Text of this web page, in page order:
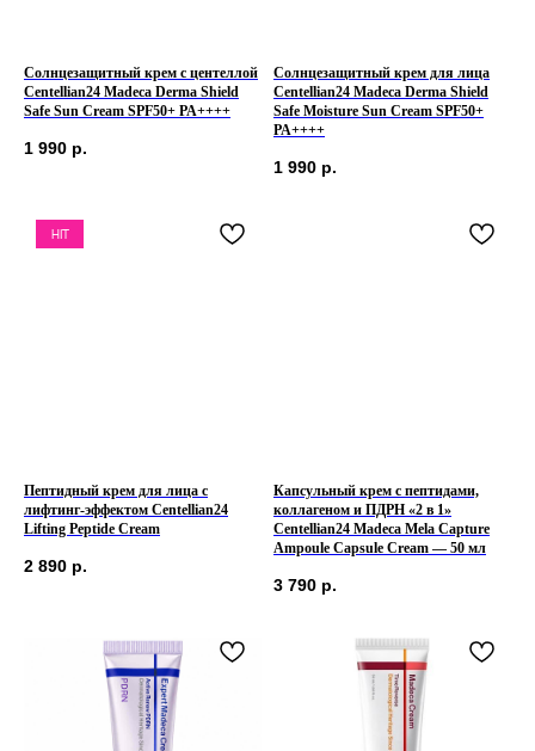
Солнцезащитный крем с центеллой
Centellian24 Madeca Derma Shield
Safe Sun Cream SPF50+ PA++++
1 990 р.
Солнцезащитный крем для лица
Centellian24 Madeca Derma Shield
Safe Moisture Sun Cream SPF50+
PA++++
1 990 р.
HIT
Пептидный крем для лица с
лифтинг-эффектом Centellian24
Lifting Peptide Cream
2 890 р.
Капсульный крем с пептидами,
коллагеном и ПДРН «2 в 1»
Centellian24 Madeca Mela Capture
Ampoule Capsule Cream — 50 мл
3 790 р.